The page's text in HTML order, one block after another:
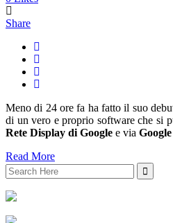
Share
Meno di 24 ore fa ha fatto il suo
di un vero e proprio software che si
Rete Display di Google e via
Read More
Search
for: